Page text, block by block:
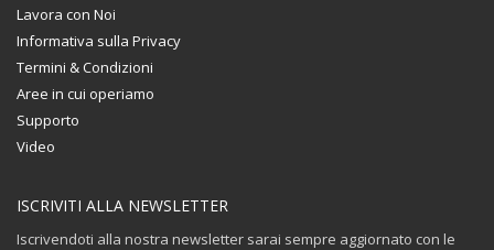
Lavora con Noi
Informativa sulla Privacy
Termini & Condizioni
Aree in cui operiamo
Supporto
Video
ISCRIVITI ALLA NEWSLETTER
Iscrivendoti alla nostra newsletter sarai sempre aggiornato con le